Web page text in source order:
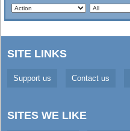
SITE LINKS
Support us Contact us
SITES WE LIKE